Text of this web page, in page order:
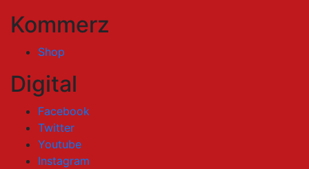
Kommerz
Shop
Digital
Facebook
Twitter
Youtube
Instagram